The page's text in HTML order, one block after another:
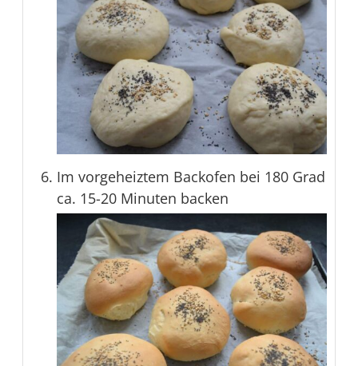
Im vorgeheiztem Backofen bei 180 Grad
ca. 15-20 Minuten backen